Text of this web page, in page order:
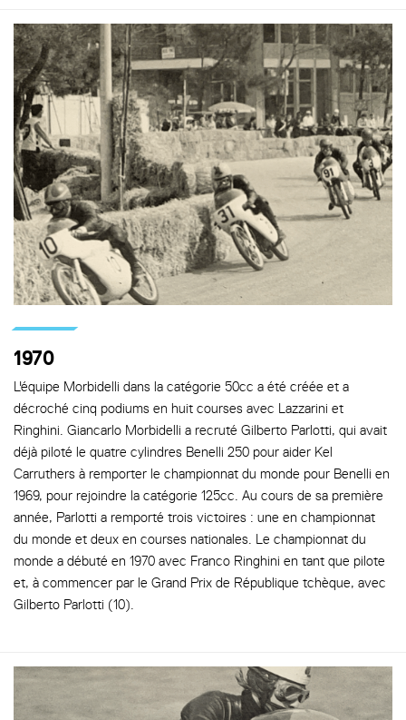
1970
L'équipe Morbidelli dans la catégorie 50cc a été créée et a
décroché cinq podiums en huit courses avec Lazzarini et
Ringhini. Giancarlo Morbidelli a recruté Gilberto Parlotti, qui avait
déjà piloté le quatre cylindres Benelli 250 pour aider Kel
Carruthers à remporter le championnat du monde pour Benelli en
1969, pour rejoindre la catégorie 125cc. Au cours de sa première
année, Parlotti a remporté trois victoires : une en championnat
du monde et deux en courses nationales. Le championnat du
monde a débuté en 1970 avec Franco Ringhini en tant que pilote
et, à commencer par le Grand Prix de République tchèque, avec
Gilberto Parlotti (10).